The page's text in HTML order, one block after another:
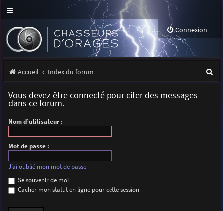
Connexion
Accueil Index du forum
Vous devez être connecté pour citer des messages
dans ce forum.
Nom d’utilisateur :
Mot de passe :
J’ai oublié mon mot de passe
Se souvenir de moi
Cacher mon statut en ligne pour cette session